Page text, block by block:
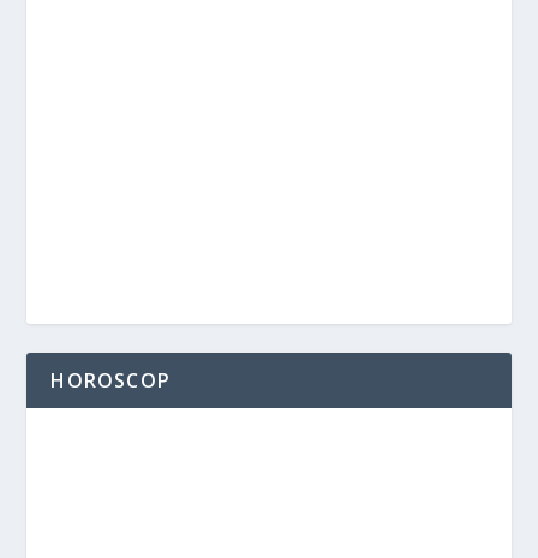
HOROSCOP